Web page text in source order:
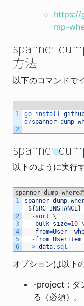
https://
mp-
spanner-
方法
以下のコマンドで
1
2
go install
d /spanner-dump-
spanner-
以下のように実行
spanner-dump-where
1
2
3
4
5
6
spanner-dump-
=${SRC_INSTANCE}
-sort \
- bulk-size=10 \
-from=User -
-from=UserItem
> data.sql
オプションは以下
-project：ダ
る（必須）。